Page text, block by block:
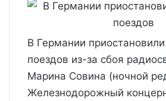
В Германии
поездов из-за сбоя
Марина Совина (ночной
Железнодорожный